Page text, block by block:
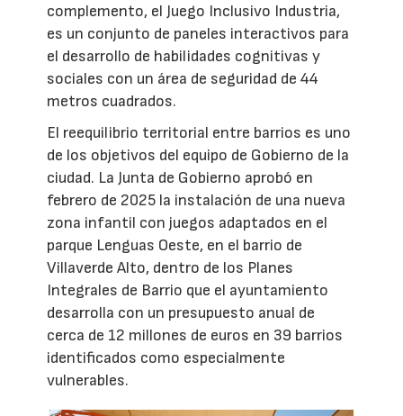
complemento, el Juego Inclusivo Industria,
es un conjunto de paneles interactivos para
el desarrollo de habilidades cognitivas y
sociales con un área de seguridad de 44
metros cuadrados.
El reequilibrio territorial entre barrios es uno
de los objetivos del equipo de Gobierno de la
ciudad. La Junta de Gobierno aprobó en
febrero de 2025 la instalación de una nueva
zona infantil con juegos adaptados en el
parque Lenguas Oeste, en el barrio de
Villaverde Alto, dentro de los Planes
Integrales de Barrio que el ayuntamiento
desarrolla con un presupuesto anual de
cerca de 12 millones de euros en 39 barrios
identificados como especialmente
vulnerables.